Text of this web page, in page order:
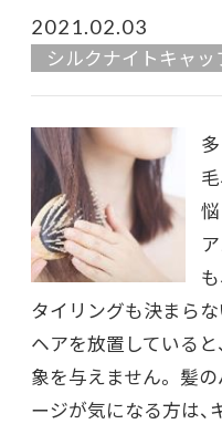
2021.02.03
シルクナイトキャッ
タイリングも決まらな
ヘアを放置している
象を与えません。 髪
ージが気になる方は、